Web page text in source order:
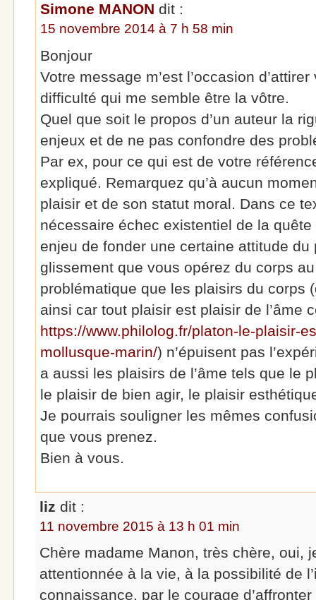
Simone MANON dit :
15 novembre 2014 à 7 h 58 min
Bonjour
Votre message m’est l’occasion
difficulté qui me semble être la vôtre.
Quel que soit le propos d’un auteur la
enjeux et de ne pas confondre des
Par ex, pour ce qui est de votre
expliqué. Remarquez qu’à aucun
plaisir et de son statut moral. Dans ce
nécessaire échec existentiel de la
enjeu de fonder une certaine attitude
glissement que vous opérez du corps
problématique que les plaisirs du corps
ainsi car tout plaisir est plaisir de l’âme
https://www.philolog.fr/platon-le-plaisir-
mollusque-marin/) n’épuisent pas
a aussi les plaisirs de l’âme tels que le
le plaisir de bien agir, le plaisir
Je pourrais souligner les mêmes
que vous prenez.
Bien à vous.
liz dit :
11 novembre 2015 à 13 h 01 min
Chère madame Manon, très chère, oui,
attentionnée à la vie, à la possibilité de
connaissance, par le courage